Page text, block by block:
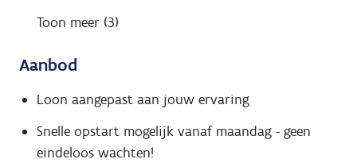
Toon meer (3)
Aanbod
Loon aangepast aan jouw ervaring
Snelle opstart mogelijk vanaf maandag - geen
eindeloos wachten!